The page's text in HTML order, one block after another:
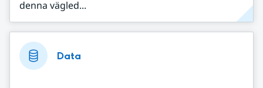
denna vägled...
Data